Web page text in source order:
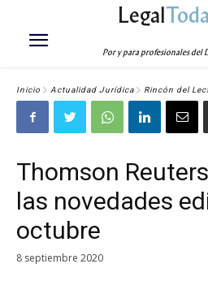
Legal
Por y para profesionales del
Inicio Actualidad Jurídica Rincón del
Thomson
las novedades
octubre
8 septiembre 2020